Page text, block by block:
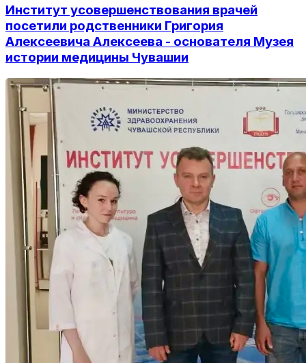
Институт усовершенствования врачей
посетили родственники Григория
Алексеевича Алексеева - основателя Музея
истории медицины Чувашии